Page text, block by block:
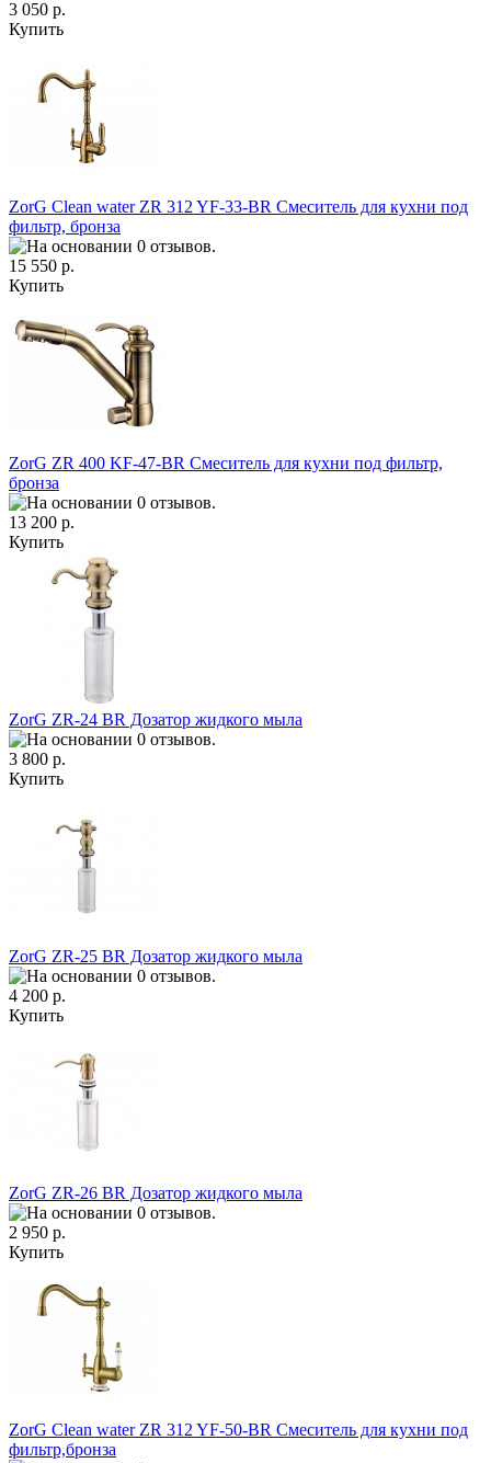
3 050 р.
Купить
ZorG Clean water ZR 312 YF-33-BR Смеситель для кухни под
фильтр, бронза
15 550 р.
Купить
ZorG ZR 400 KF-47-BR Смеситель для кухни под фильтр,
бронза
13 200 р.
Купить
ZorG ZR-24 BR Дозатор жидкого мыла
3 800 р.
Купить
ZorG ZR-25 BR Дозатор жидкого мыла
4 200 р.
Купить
ZorG ZR-26 BR Дозатор жидкого мыла
2 950 р.
Купить
ZorG Clean water ZR 312 YF-50-BR Смеситель для кухни под
фильтр,бронза